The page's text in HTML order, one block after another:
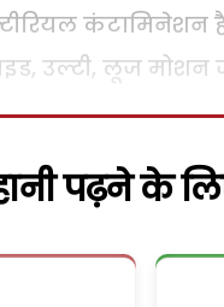
कंटामिनेशन
उल्टी, लूज
पढ़ने के